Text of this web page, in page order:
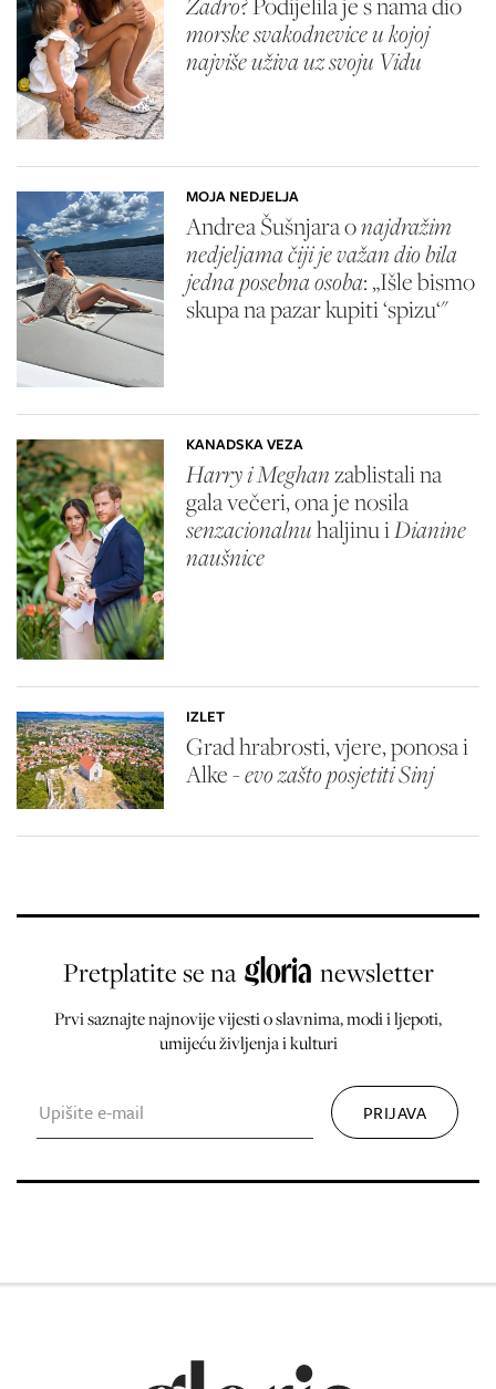
morske svakodnevice u kojoj
najviše uživa uz svoju Vidu
MOJA NEDJELJA
Andrea Šušnjara onajdražim
nedjeljama čiji je važan dio bila
jedna posebna osoba: „Išle bismo
skupa na pazar kupiti ‘spizu‘"
KANADSKA VEZA
Harry i Meghanzablistali na
gala večeri, ona je nosila
senzacionalnuhaljinu iDianine
naušnice
IZLET
Grad hrabrosti, vjere, ponosa i
Alke -evo zašto posjetiti Sinj
Pretplatite se na newsletter
Prvi saznajte najnovije vijesti o slavnima, modi i ljepoti,
umijeću življenja i kulturi